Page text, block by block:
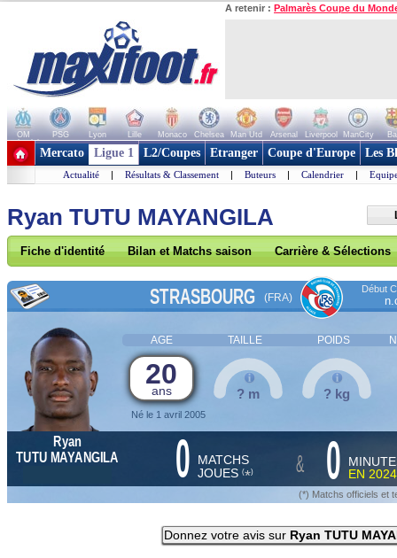
A retenir : Palmarès Coupe du
OM PSG Lyon Lille Monaco Chelsea Man Utd Arsenal Liverpool ManCity
+ de clubs
Mercato Ligue 1 L2/Coupes Etranger Coupe d'Europe Les
Actualité | Résultats & Classement | Buteurs | Calendrier |
Ryan TUTU MAYANGILA
Fiche d'identité Bilan et Matchs saison Carrière & Sélections
STRASBOURG (FRA)
Début
AGE TAILLE POIDS
20
ans
Né le 1 avril 2005
? m ? kg
Ryan
TUTU MAYANGILA
0 MATCHS
JOUES (*) & 0
EN
(*) Matchs officiels et
Donnez votre avis sur Ryan TUTU